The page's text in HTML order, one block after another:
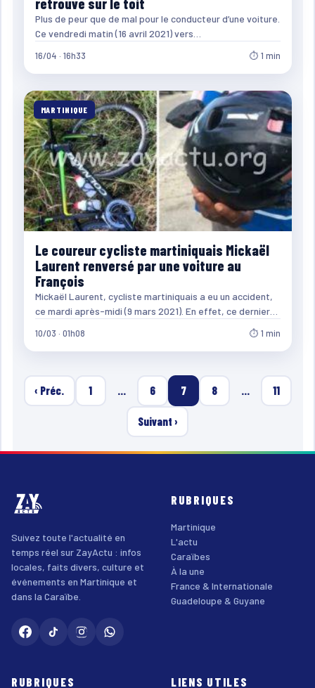
Plus de peur que de mal pour le conducteur d’une voiture.
Ce vendredi matin (16 avril 2021) vers…
16/04 · 16h33 ⏱ 1 min
MARTINIQUE
Le coureur cycliste martiniquais Mickaël
Laurent renversé par une voiture au
François
Mickaël Laurent, cycliste martiniquais a eu un accident,
ce mardi après-midi (9 mars 2021). En effet, ce dernier…
10/03 · 01h08 ⏱ 1 min
‹ Préc. 1 … 6 7 8 … 11
Suivant ›
Suivez toute l'actualité en
temps réel sur ZayActu : infos
locales, faits divers, culture et
événements en Martinique et
dans la Caraïbe.
RUBRIQUES
Martinique
L'actu
Caraïbes
À la une
France & Internationale
Guadeloupe & Guyane
RUBRIQUES LIENS UTILES